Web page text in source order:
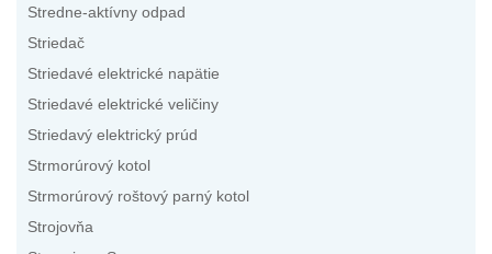
Stredne-aktívny odpad
Striedač
Striedavé elektrické napätie
Striedavé elektrické veličiny
Striedavý elektrický prúd
Strmorúrový kotol
Strmorúrový roštový parný kotol
Strojovňa